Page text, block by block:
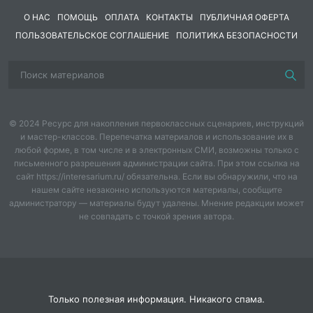
с закрытым ртом. Эти упражнения тренируют
обестороны. Проделывать этидвиженияпо
несколькораз.
О НАС ПОМОЩЬ ОПЛАТА КОНТАКТЫ
ПУБЛИЧНАЯ ОФЕРТА
ПОЛЬЗОВАТЕЛЬСКОЕ СОГЛАШЕНИЕ
ПОЛИТИКА БЕЗОПАСНОСТИ
© 2024 Ресурс для накопления первоклассных сценариев, инструкций
и мастер-классов. Перепечатка материалов и использование их в
любой форме, в том числе и в электронных СМИ, возможны только с
письменного разрешения администрации сайта. При этом ссылка на
сайт https://interesarium.ru/ обязательна. Если вы обнаружили, что на
нашем сайте незаконно используются материалы, сообщите
администратору — материалы будут удалены. Мнение редакции может
не совпадать с точкой зрения автора.
Только полезная информация. Никакого спама.